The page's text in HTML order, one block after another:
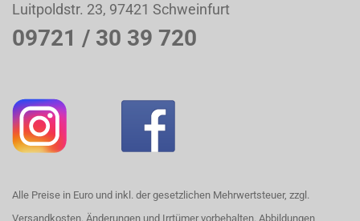
Luitpoldstr. 23, 97421 Schweinfurt
09721 / 30 39 720
Alle Preise in Euro und inkl. der gesetzlichen Mehrwertsteuer, zzgl.
Versandkosten. Änderungen und Irrtümer vorbehalten. Abbildungen